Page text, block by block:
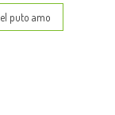
puto amo